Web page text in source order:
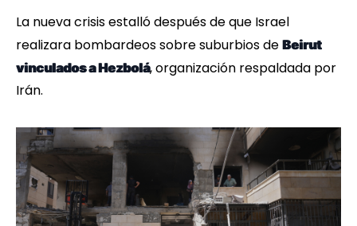
La nueva crisis estalló después de que Israel
realizara bombardeos sobre suburbios de Beirut
vinculados a Hezbolá, organización respaldada por
Irán.